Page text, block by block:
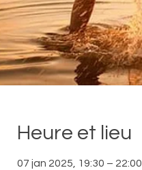
Heure et lieu
07 jan 2025, 19:30 – 22:00